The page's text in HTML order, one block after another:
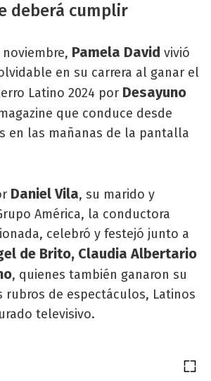
deberá cumplir
noviembre, Pamela David vivió
en su carrera al ganar el
Latino 2024 por Desayuno
que conduce desde
en las mañanas de la pantalla
Daniel Vila, su marido y
América, la conductora
celebró y festejó junto a
de Brito, Claudia Albertario
, quienes también ganaron su
de espectáculos, Latinos
televisivo.